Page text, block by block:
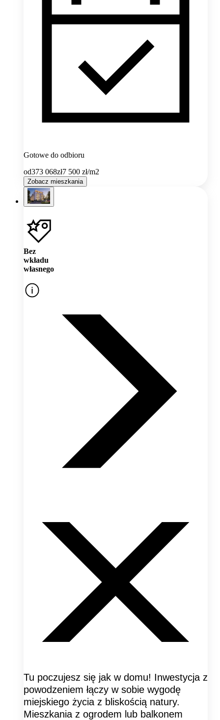
Gotowe do odbioru
od373 068zł7 500 zł/m2
Zobacz mieszkania
Bez
wkładu
własnego
Tu poczujesz się jak w domu! Inwestycja z
powodzeniem łączy w sobie wygodę
miejskiego życia z bliskością natury.
Mieszkania z ogrodem lub balkonem